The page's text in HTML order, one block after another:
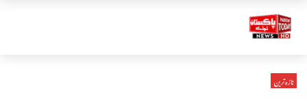
تازہ ترین